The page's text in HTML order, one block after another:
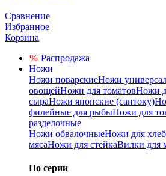
Сравнение
Избранное
Корзина
% Распродажа
Ножи
Ножи поварскиеНожи
овощейНожи для томатовНожи
сыраНожи японские (сантоку)
филейные для рыбыНожи для
разделочные
Ножи обвалочныеНожи для
мясаНожи для стейкаВилки для
По серии